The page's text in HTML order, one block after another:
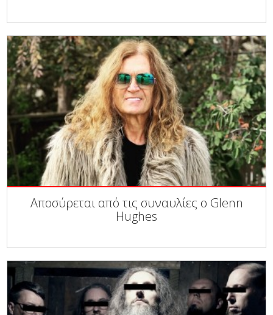
Αποσύρεται από τις συναυλίες ο Glenn
Hughes